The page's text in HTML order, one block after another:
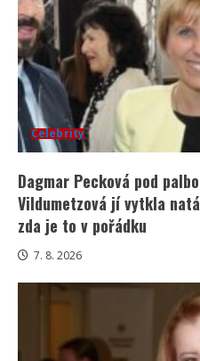
Celebrity
Dagmar Pecková pod
Vildumetzová jí vytkla
zda je to v pořádku
7. 8. 2026